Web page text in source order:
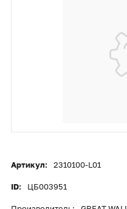
Артикул: 2310100-L01
ID: ЦБ003951